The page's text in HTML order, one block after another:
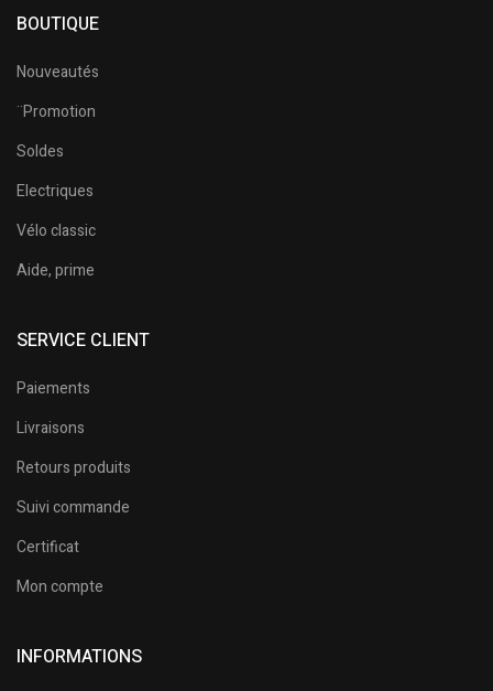
BOUTIQUE
Nouveautés
¨Promotion
Soldes
Electriques
Vélo classic
Aide, prime
SERVICE CLIENT
Paiements
Livraisons
Retours produits
Suivi commande
Certificat
Mon compte
INFORMATIONS